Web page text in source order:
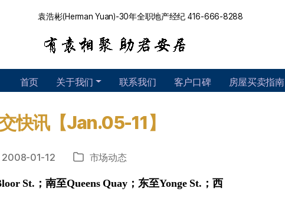
袁浩彬(Herman Yuan)-30年全职地产经纪 416-666-8288
首页 关于我们 联系我们 客户口碑 房屋买卖指南
快讯【Jan.05-11】
2008-01-12
分 市场动态
St. ； 南至Queens Quay； 东至Yonge St. ； 西